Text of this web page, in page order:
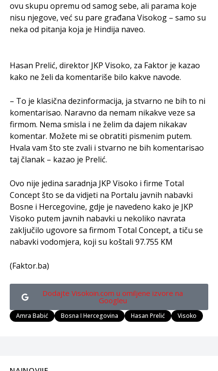
ovu skupu opremu od samog sebe, ali parama koje
nisu njegove, već su pare građana Visokog – samo su
neka od pitanja koja je Hindija naveo.
Hasan Prelić, direktor JKP Visoko, za Faktor je kazao
kako ne želi da komentariše bilo kakve navode.
– To je klasična dezinformacija, ja stvarno ne bih to ni
komentarisao. Naravno da nemam nikakve veze sa
firmom. Nema smisla i ne želim da dajem nikakav
komentar. Možete mi se obratiti pismenim putem.
Hvala vam što ste zvali i stvarno ne bih komentarisao
taj članak – kazao je Prelić.
Ovo nije jedina saradnja JKP Visoko i firme Total
Concept što se da vidjeti na Portalu javnih nabavki
Bosne i Hercegovine, gdje je navedeno kako je JKP
Visoko putem javnih nabavki u nekoliko navrata
zaključilo ugovore sa firmom Total Concept, a tiču se
nabavki vodomjera, koji su koštali 97.755 KM
(Faktor.ba)
Dodajte Visokoin.com u omiljene izvore na
Googleu
Amra Babić Bosna I Hercegovina Hasan Prelić Visoko